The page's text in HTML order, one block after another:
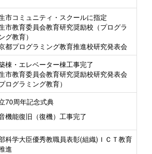
市コミュニティ・スクールに指定
市教育委員会教育研究奨励校（プログラ
グ教育）
都プログラミング教育推進校研究発表会
棟・エレベーター棟工事完了
市教育委員会教育研究奨励校研究発表会
プログラミング教育）
70周年記念式典
機能復旧（復機）工事完了
科学大臣優秀教職員表彰(組織)ＩＣＴ教育
進